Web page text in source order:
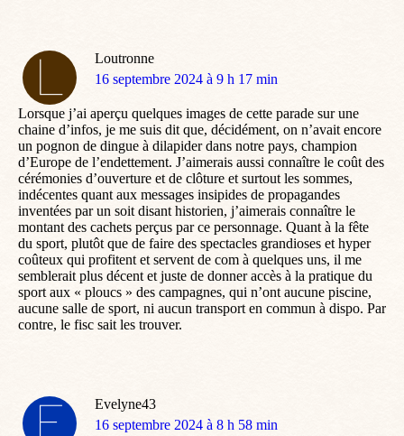
Loutronne
dit
16 septembre 2024 à 9 h 17 min
Lorsque j’ai aperçu quelques images de cette parade sur une
chaine d’infos, je me suis dit que, décidément, on n’avait encore
un pognon de dingue à dilapider dans notre pays, champion
d’Europe de l’endettement. J’aimerais aussi connaître le coût des
cérémonies d’ouverture et de clôture et surtout les sommes,
indécentes quant aux messages insipides de propagandes
inventées par un soit disant historien, j’aimerais connaître le
montant des cachets perçus par ce personnage. Quant à la fête
du sport, plutôt que de faire des spectacles grandioses et hyper
coûteux qui profitent et servent de com à quelques uns, il me
semblerait plus décent et juste de donner accès à la pratique du
sport aux « ploucs » des campagnes, qui n’ont aucune piscine,
aucune salle de sport, ni aucun transport en commun à dispo. Par
contre, le fisc sait les trouver.
Evelyne43
dit
16 septembre 2024 à 8 h 58 min